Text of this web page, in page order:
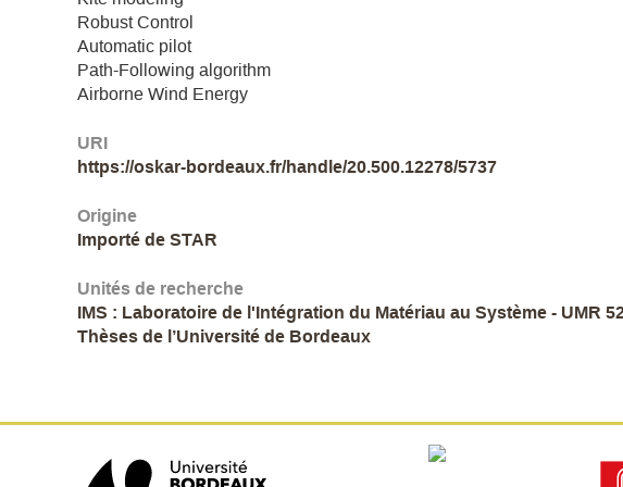
Robust Control
Automatic pilot
Path-Following algorithm
Airborne Wind Energy
URI
https://oskar-bordeaux.fr/handle/20.500.12278/5737
Origine
Importé de STAR
Unités de recherche
IMS : Laboratoire de l'Intégration du Matériau au Système - UMR
Thèses de l’Université de Bordeaux